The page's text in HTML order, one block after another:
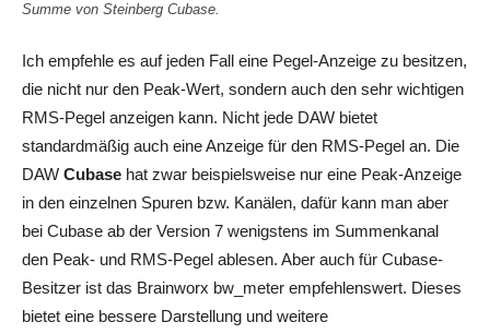
Summe von Steinberg Cubase.
Ich empfehle es auf jeden Fall eine Pegel-Anzeige zu besitzen,
die nicht nur den Peak-Wert, sondern auch den sehr wichtigen
RMS-Pegel anzeigen kann. Nicht jede DAW bietet
standardmäßig auch eine Anzeige für den RMS-Pegel an. Die
DAW Cubase hat zwar beispielsweise nur eine Peak-Anzeige
in den einzelnen Spuren bzw. Kanälen, dafür kann man aber
bei Cubase ab der Version 7 wenigstens im Summenkanal
den Peak- und RMS-Pegel ablesen. Aber auch für Cubase-
Besitzer ist das Brainworx bw_meter empfehlenswert. Dieses
bietet eine bessere Darstellung und weitere